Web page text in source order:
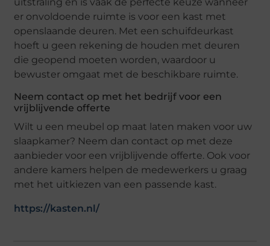
uitstraling en is vaak de perfecte keuze wanneer
er onvoldoende ruimte is voor een kast met
openslaande deuren. Met een schuifdeurkast
hoeft u geen rekening de houden met deuren
die geopend moeten worden, waardoor u
bewuster omgaat met de beschikbare ruimte.
Neem contact op met het bedrijf voor een
vrijblijvende offerte
Wilt u een meubel op maat laten maken voor uw
slaapkamer? Neem dan contact op met deze
aanbieder voor een vrijblijvende offerte. Ook voor
andere kamers helpen de medewerkers u graag
met het uitkiezen van een passende kast.
https://kasten.nl/